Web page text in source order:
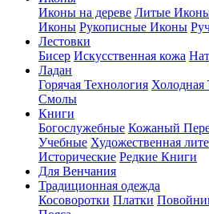
Иконы на дереве Литые
Иконы Рукописные Иконы
Лестовки
Бисер Искусственная кожа
Ладан
Горячая Технология Холодная
Смолы
Книги
Богослужебные Кожаный
Учебные Художественная
Исторические Редкие Книги
Для Венчания
Традиционная одежда
Косоворотки Платки